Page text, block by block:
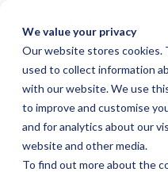
We value your privacy
Our website stores cookies.
used to collect information
with our website. We use
to improve and customise
and for analytics about our
website and other media.
To find out more about the